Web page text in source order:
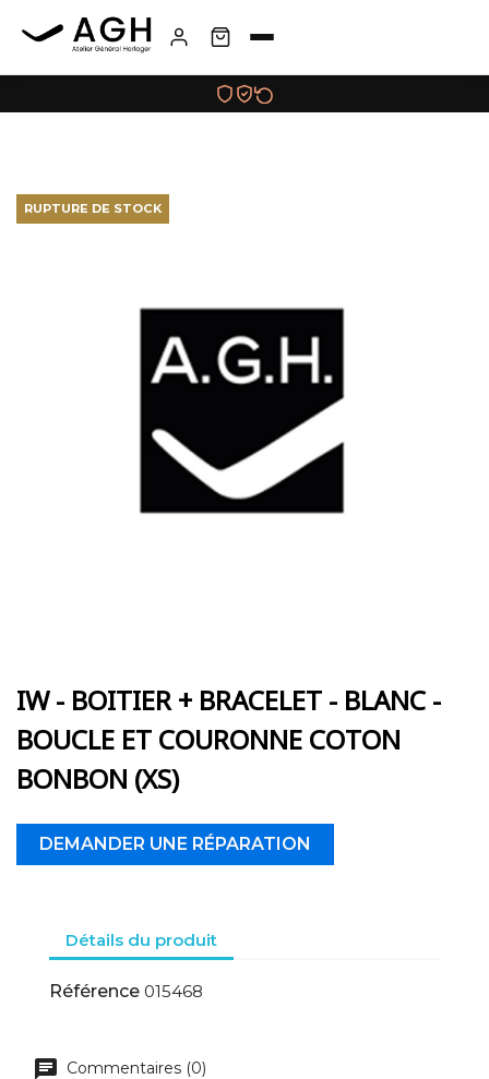
RUPTURE DE STOCK
IW - BOITIER + BRACELET - BLANC -
BOUCLE ET COURONNE COTON
BONBON (XS)
DEMANDER UNE RÉPARATION
Détails du produit
Référence 015468
Commentaires (0)